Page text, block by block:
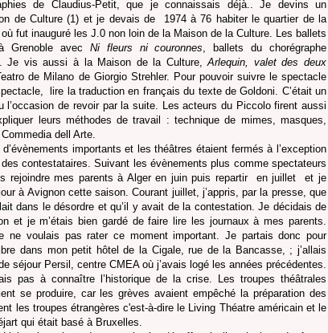
de Claudius-Petit, que je connaissais déjà.. Je devins un
de Culture (1) et je devais de
1974 à 76 habiter le quartier de la
fut inauguré les J.0 non loin de la Maison de la Culture. Les ballets
Grenoble avec Ni fleurs ni couronnes, ballets du chorégraphe
Je vis aussi à la Maison de la Culture,Arlequin, valet des deux
de Milano de Giorgio Strehler. Pour pouvoir suivre le spectacle
lire la traduction en français du texte de Goldoni. C’était un
l’occasion de revoir par la suite. Les acteurs du Piccolo firent aussi
leurs méthodes de travail : technique de mimes, masques,
dell Arte.
importants et les théâtres étaient fermés à l’exception
contestataires. Suivant les évènements plus comme spectateurs
rejoindre mes parents à Alger en juin puis repartir
en juillet
et je
à Avignon cette saison. Courant juillet, j’appris, par la presse, que
dans le désordre et qu’il y avait de la contestation. Je décidais de
et je m’étais bien gardé de faire lire les journaux à mes parents.
ne voulais pas rater ce moment important. Je partais donc pour
dans mon petit hôtel de la Cigale, rue de la Bancasse, ; j’allais
séjour Persil, centre CMEA où j’avais logé les années précédentes.
pas à connaître l’historique de la crise. Les troupes théâtrales
se produire, car les grèves avaient empêché la préparation des
les troupes étrangères c'est-à-dire le Living Théatre américain et le
qui était basé à Bruxelles.